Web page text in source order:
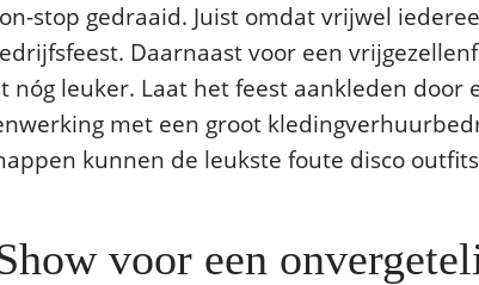
stop gedraaid. Juist omdat vrijwel
Daarnaast voor een
leuker. Laat het feest aankleden door
met een groot
kunnen de leukste foute disco
voor een